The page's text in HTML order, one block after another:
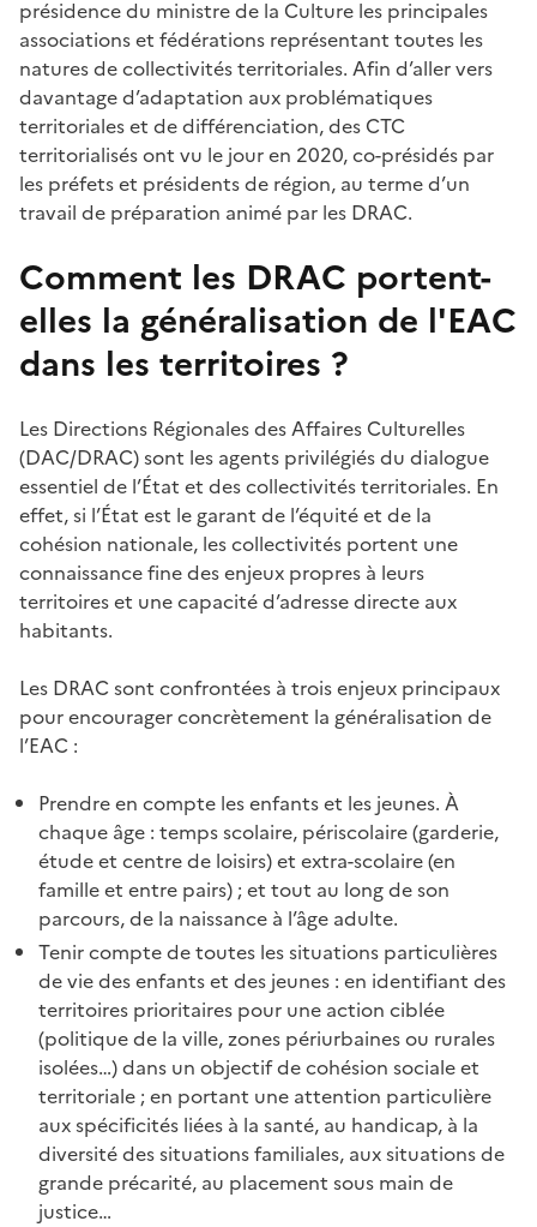
présidence du ministre de la Culture les principales
associations et fédérations représentant toutes les
natures de collectivités territoriales. Afin d’aller vers
davantage d’adaptation aux problématiques
territoriales et de différenciation, des CTC
territorialisés ont vu le jour en 2020, co-présidés par
les préfets et présidents de région, au terme d’un
travail de préparation animé par les DRAC.
Comment les DRAC portent-
elles la généralisation de l'EAC
dans les territoires ?
Les Directions Régionales des Affaires Culturelles
(DAC/DRAC) sont les agents privilégiés du dialogue
essentiel de l’État et des collectivités territoriales. En
effet, si l’État est le garant de l’équité et de la
cohésion nationale, les collectivités portent une
connaissance fine des enjeux propres à leurs
territoires et une capacité d’adresse directe aux
habitants.
Les DRAC sont confrontées à trois enjeux principaux
pour encourager concrètement la généralisation de
l’EAC :
Prendre en compte les enfants et les jeunes. À
chaque âge : temps scolaire, périscolaire (garderie,
étude et centre de loisirs) et extra-scolaire (en
famille et entre pairs) ; et tout au long de son
parcours, de la naissance à l’âge adulte.
Tenir compte de toutes les situations particulières
de vie des enfants et des jeunes : en identifiant des
territoires prioritaires pour une action ciblée
(politique de la ville, zones périurbaines ou rurales
isolées…) dans un objectif de cohésion sociale et
territoriale ; en portant une attention particulière
aux spécificités liées à la santé, au handicap, à la
diversité des situations familiales, aux situations de
grande précarité, au placement sous main de
justice…